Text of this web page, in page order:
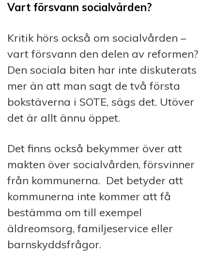
Vart försvann socialvården?
Kritik hörs också om socialvården –
vart försvann den delen av reformen?
Den sociala biten har inte diskuterats
mer än att man sagt de två första
bokstäverna i SOTE, sägs det. Utöver
det är allt ännu öppet.
Det finns också bekymmer över att
makten över socialvården, försvinner
från kommunerna. Det betyder att
kommunerna inte kommer att få
bestämma om till exempel
äldreomsorg, familjeservice eller
barnskyddsfrågor.